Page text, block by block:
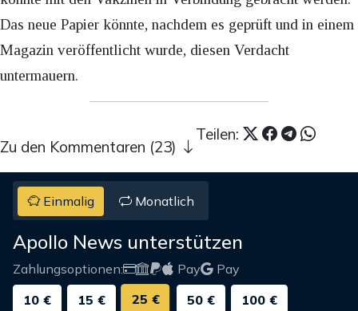
Das neue Papier könnte, nachdem es geprüft und in einem
Magazin veröffentlicht wurde, diesen Verdacht
untermauern.
Teilen:
Zu den Kommentaren (23)
Einmalig Monatlich
Apollo News unterstützen
Zahlungsoptionen: Pay
Pay
10 €
15 € 25 € 50 € 100 €